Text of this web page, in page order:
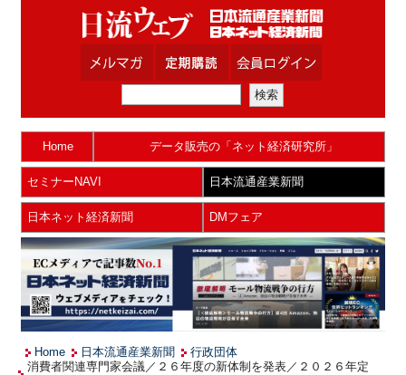
Home データ販売の「ネット経済研究所」
セミナーNAVI 日本流通産業新聞
日本ネット経済新聞 DMフェア
Home 日本流通産業新聞
行政団体
消費者関連専門家会議／２６年度の新体制を発表／２０２６年定